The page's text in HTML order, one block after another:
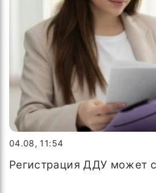
04.08, 11:54
Регистрация ДДУ может